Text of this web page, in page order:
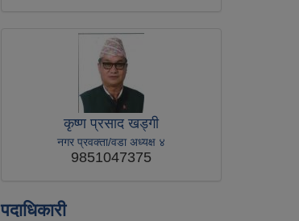
कृष्ण प्रसाद खड्‍गी
नगर प्रवक्ता/वडा अध्यक्ष ४
9851047375
पदाधिकारी